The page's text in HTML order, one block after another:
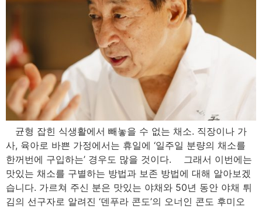
균형 잡힌 식생활에서 빼놓을 수 없는 채소. 직장이나 가
사, 육아로 바쁜 가정에서는 휴일에 ‘일주일 분량의 채소를
한꺼번에 구입하는’ 경우도 많을 것이다. 그래서 이번에는
맛있는 채소를 구별하는 방법과 보존 방법에 대해 알아보겠
습니다. 가르쳐 주신 분은 맛있는 야채와 50년 동안 야채 튀
김의 선구자로 알려진 ‘덴푸라 콘도’의 오너인 콘도 후미오